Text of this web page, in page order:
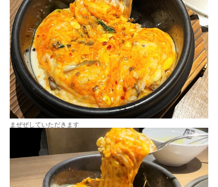
まぜぜしていただきます